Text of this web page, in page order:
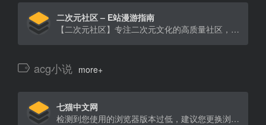
二次元社区 – E站漫游指南
【二次元社区】专注二次元文化的高质量社区，提供动漫点评、游戏攻略、同人创作分享。加入50万宅友，获取最新番剧资讯、参与角色人气投票、赢创作者纪念品！
acg小说 more+
七猫中文网
检测到您使用的浏览器版本过低，建议您更换浏览器